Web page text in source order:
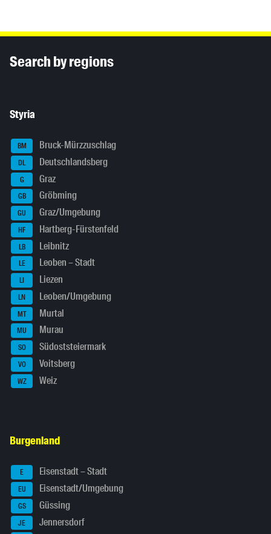
Search by regions
Styria
BM Bruck-Mürzzuschlag
DL Deutschlandsberg
G Graz
GB Gröbming
GU Graz/Umgebung
HF Hartberg-Fürstenfeld
LB Leibnitz
LE Leoben – Stadt
LI Liezen
LN Leoben/Umgebung
MT Murtal
MU Murau
SO Südoststeiermark
VO Voitsberg
WZ Weiz
Burgenland
E Eisenstadt – Stadt
EU Eisenstadt/Umgebung
GS Güssing
JE
Jennersdorf